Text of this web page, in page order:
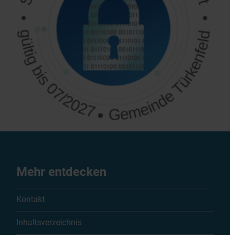
Mehr entdecken
Kontakt
Inhaltsverzeichnis